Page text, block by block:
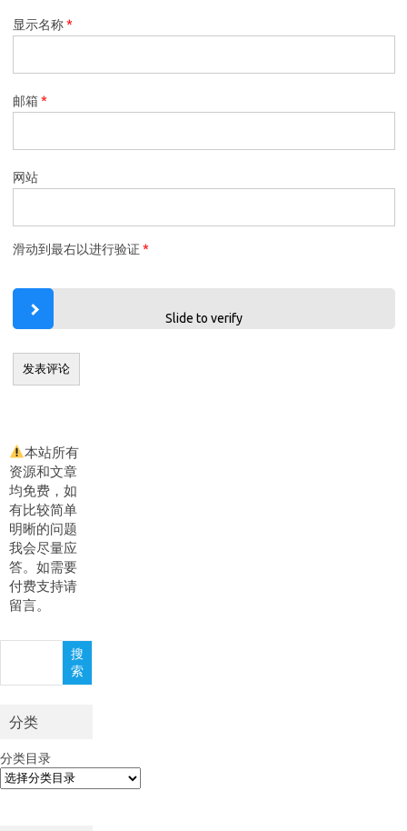
显示名称*
邮箱*
网站
滑动到最右以进行验证 *
Slide to verify
本站所有
资源和文章
均免费，如
有比较简单
明晰的问题
我会尽量应
答。如需要
付费支持请
留言。
搜
索
分类
分类目录